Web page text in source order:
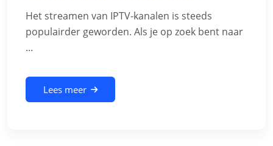
Het streamen van IPTV-kanalen is steeds
populairder geworden. Als je op zoek bent naar
...
Lees meer